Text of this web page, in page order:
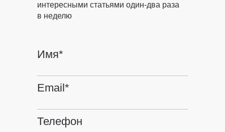
Имя*
Email*
Телефон
интересными статьями один-два раза
в неделю